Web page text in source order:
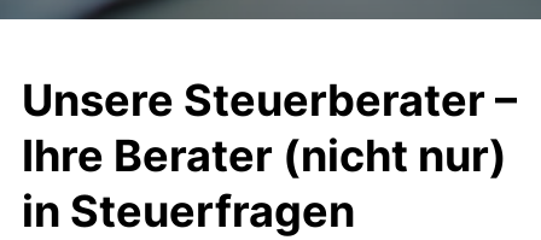
Unsere Steuerberater –
Ihre Berater (nicht nur)
in Steuerfragen